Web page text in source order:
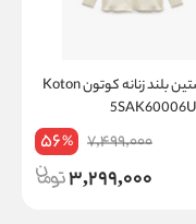
بلوز آستین بلند زنانه کوتون Koton
7,499,000
56%
3,299,000